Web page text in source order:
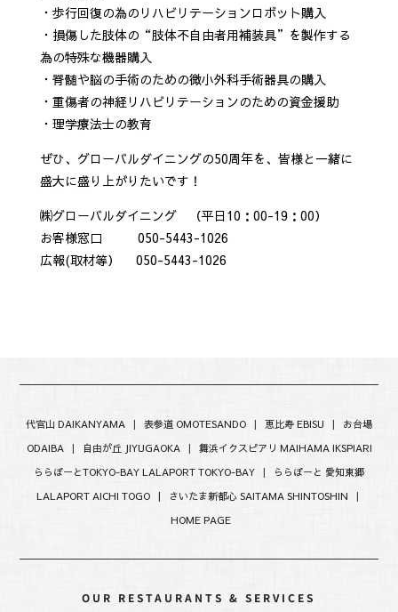
・歩行回復の為のリハビリテーションロボット購入
・損傷した肢体の“肢体不自由者用補装具”を製作する
為の特殊な機器購入
・脊髄や脳の手術のための微小外科手術器具の購入
・重傷者の神経リハビリテーションのための資金援助
・理学療法士の教育
ぜひ、グローバルダイニングの50周年を、皆様と一緒に
盛大に盛り上がりたいです！
㈱グローバルダイニング （平日10：00-19：00）
お客様窓口 050-5443-1026
広報(取材等） 050-5443-1026
代官山 DAIKANYAMA | 表参道 OMOTESANDO | 恵比寿 EBISU | お台場
ODAIBA | 自由が丘 JIYUGAOKA | 舞浜イクスピアリ MAIHAMA IKSPIARI
ららぽーとTOKYO-BAY LALAPORT TOKYO-BAY |
ららぽーと 愛知東郷
LALAPORT AICHI TOGO |
さいたま新都心 SAITAMA SHINTOSHIN |
HOME PAGE
OUR RESTAURANTS & SERVICES